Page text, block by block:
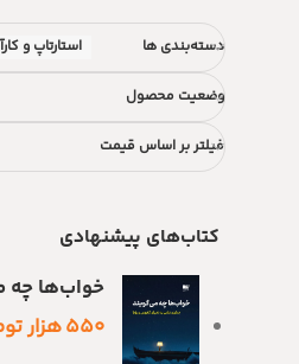
دسته‌بندی ها استارتاپ و
وضعیت محصول
فیلتر بر اساس قیمت
کتاب‌های پیشنهادی
خواب‌ها چه
۵۵۰هزار